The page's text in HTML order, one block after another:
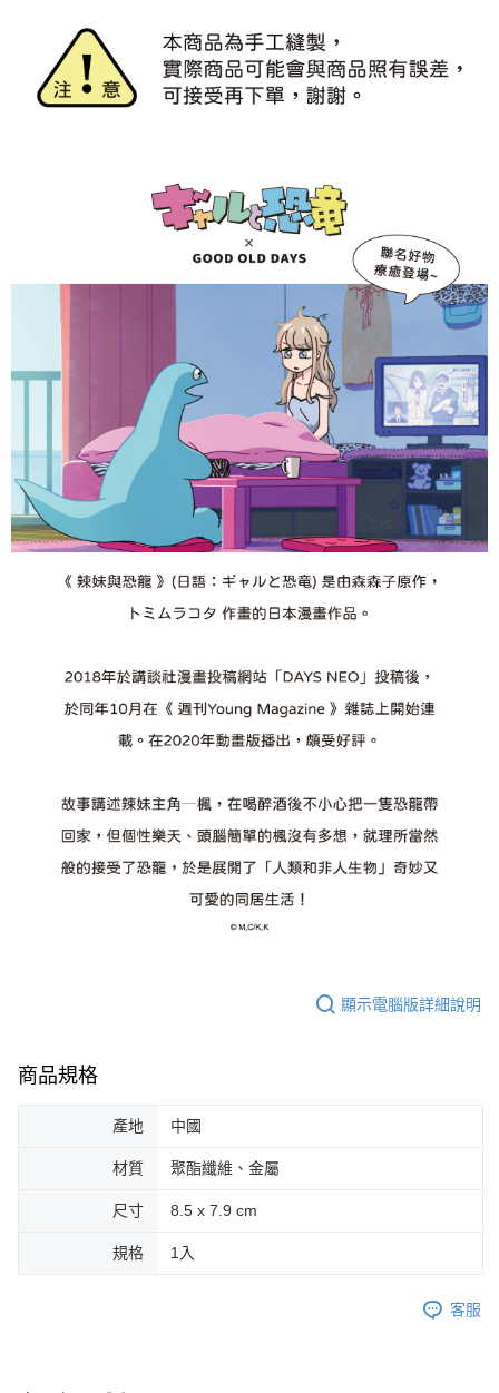
Google Pay
AFTEE先享後付
相關說明
１．簡單：不需註冊會員、不需綁卡、不需儲值。
２．便利：只要手機號碼，簡訊認證，即可結帳。
３．安心：先確認商品／服務後，再付款。
【「AFTEE先享後付」結帳流程】
１．於結帳方式選擇「AFTEE先享後付」後，將跳轉至「AFTEE先享後付」
結帳頁面，進行簡訊認證並確認金額後，即可完成結帳。
２．訂單成立數日內，您將收到繳費通知簡訊。
３．收到繳費通知簡訊後14天內，點擊此簡訊中的連結，可透過四大超商／
ATM／網路銀行／等多元方式進行付款，方視為交易完成。
※ 請注意：結帳手續完成當下不需立刻繳費，但若您需要取消訂單，請聯絡
購買商品的店家。未經商家同意取消之訂單仍視為有效，需透過AFTEE先享
後付繳納相關費用。
※ 交易是否成功請以「AFTEE先享後付 」之結帳頁面顯示為準，若有關於
是否繳費成功／繳費後需取消欲退款等相關疑問，請聯繫「AFTEE先享後付
客戶支援中心」
https://netprotections.freshdesk.com/support/home
【注意事項】
１．透過由恩沛科技股份有限公司提供之「AFTEE先享後付」服務完成之交
權轉讓予恩沛科技股份有限公司。
https://aftee.tw/terms/#terms3
４．使用「AFTEE先享後付」時，將依據個別帳號之用戶狀況，依本公司即
時審查核予不同之上限額度；若仍有額度不足之情形，本公司將視審查結果
請求用戶進行身份認證。
每筆NT$70，滿NT$599(含以上)免運費
每筆NT$70，滿NT$599(含以上)免運費
萊爾富取貨付款
每筆NT$70，滿NT$599(含以上)免運費
付款後萊爾富取貨
每筆NT$70，滿NT$599(含以上)免運費
7-11取貨付款
每筆NT$70，滿NT$599(含以上)免運費
付款後7-11取貨
每筆NT$70，滿NT$599(含以上)免運費
每筆NT$100，滿NT$599(含以上)免運費
顯示電腦版詳細說明
商品規格
產地 中國
材質 聚酯纖維、金屬
尺寸 8.5 x 7.9 cm
規格 1入
客服